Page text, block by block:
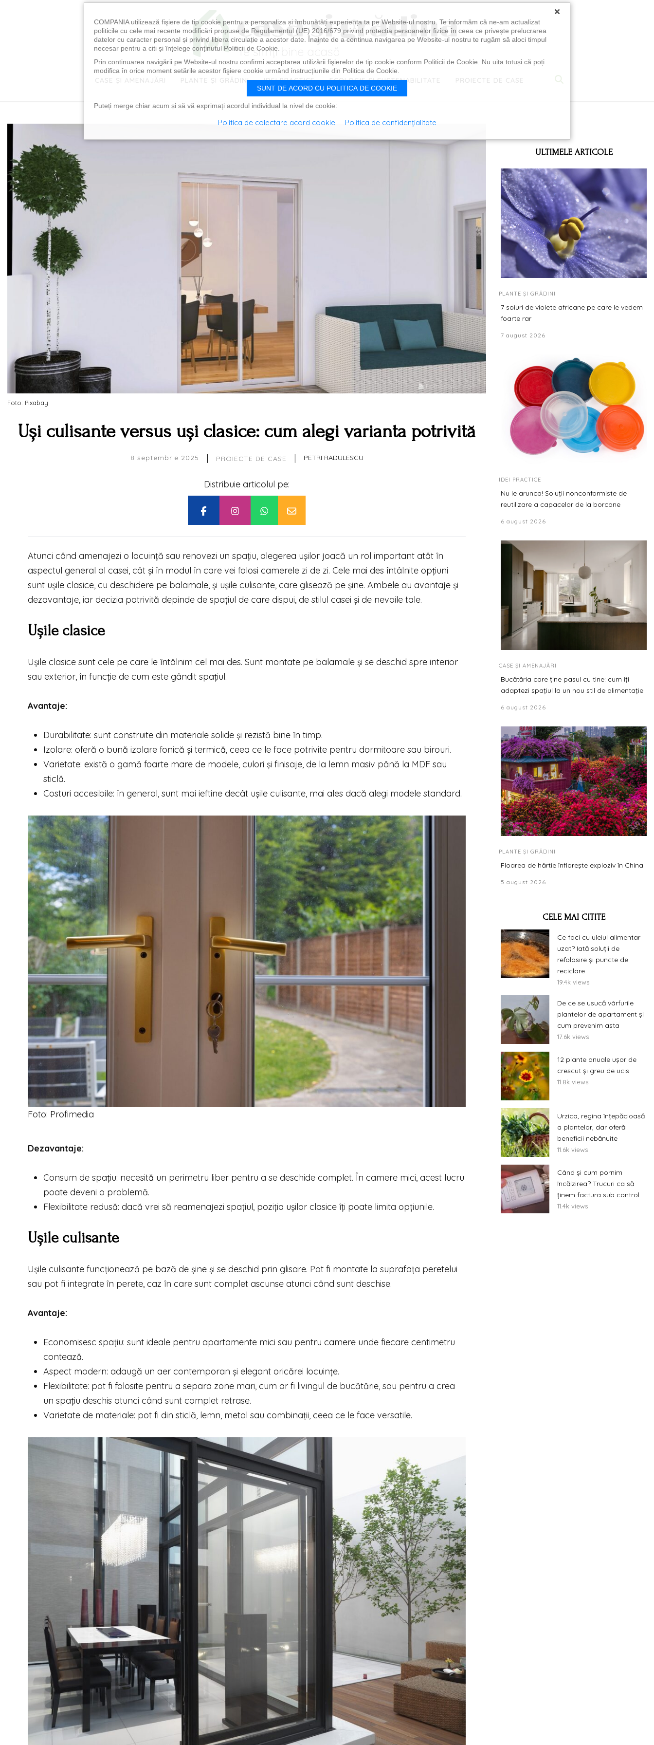
CASE ȘI AMENAJĂRI PLANTE ȘI GRĂDINI IDEI PRACTICE ECOLOGIE ȘI SUSTENABILITATE PROIECTE DE CASE
Foto: Pixabay
Uși culisante versus uși clasice: cum alegi varianta potrivită
8 septembrie 2025 | PROIECTE DE CASE | PETRI RADULESCU
Distribuie articolul pe:
Atunci când amenajezi o locuință sau renovezi un spațiu, alegerea ușilor joacă un rol important atât în
aspectul general al casei, cât și în modul în care vei folosi camerele zi de zi. Cele mai des întâlnite opțiuni
sunt ușile clasice, cu deschidere pe balamale, și ușile culisante, care glisează pe șine. Ambele au avantaje și
dezavantaje, iar decizia potrivită depinde de spațiul de care dispui, de stilul casei și de nevoile tale.
Ușile clasice
Ușile clasice sunt cele pe care le întâlnim cel mai des. Sunt montate pe balamale și se deschid spre interior
sau exterior, în funcție de cum este gândit spațiul.
Avantaje:
Durabilitate: sunt construite din materiale solide și rezistă bine în timp.
Izolare: oferă o bună izolare fonică și termică, ceea ce le face potrivite pentru dormitoare sau birouri.
Varietate: există o gamă foarte mare de modele, culori și finisaje, de la lemn masiv până la MDF sau
sticlă.
Costuri accesibile: în general, sunt mai ieftine decât ușile culisante, mai ales dacă alegi modele standard.
Foto: Profimedia
Dezavantaje:
Consum de spațiu: necesită un perimetru liber pentru a se deschide complet. În camere mici, acest lucru
poate deveni o problemă.
Flexibilitate redusă: dacă vrei să reamenajezi spațiul, poziția ușilor clasice îți poate limita opțiunile.
Ușile culisante
Ușile culisante funcționează pe bază de șine și se deschid prin glisare. Pot fi montate la suprafața peretelui
sau pot fi integrate în perete, caz în care sunt complet ascunse atunci când sunt deschise.
Avantaje:
Economisesc spațiu: sunt ideale pentru apartamente mici sau pentru camere unde fiecare centimetru
contează.
Aspect modern: adaugă un aer contemporan și elegant oricărei locuințe.
Flexibilitate: pot fi folosite pentru a separa zone mari, cum ar fi livingul de bucătărie, sau pentru a crea
un spațiu deschis atunci când sunt complet retrase.
Varietate de materiale: pot fi din sticlă, lemn, metal sau combinații, ceea ce le face versatile.
ULTIMELE ARTICOLE
PLANTE ȘI GRĂDINI
7 soiuri de violete africane pe care le vedem
foarte rar
7 august 2026
IDEI PRACTICE
Nu le arunca! Soluții nonconformiste de
reutilizare a capacelor de la borcane
6 august 2026
CASE ȘI AMENAJĂRI
Bucătăria care ține pasul cu tine: cum îți
adaptezi spațiul la un nou stil de alimentație
6 august 2026
PLANTE ȘI GRĂDINI
Floarea de hârtie înflorește exploziv în China
5 august 2026
CELE MAI CITITE
Ce faci cu uleiul alimentar
uzat? Iată soluții de
refolosire și puncte de
reciclare
19.4k views
De ce se usucă vârfurile
plantelor de apartament și
cum prevenim asta
17.6k views
12 plante anuale ușor de
crescut și greu de ucis
11.8k views
Urzica, regina înțepăcioasă
a plantelor, dar oferă
beneficii nebănuite
11.6k views
Când și cum pornim
încălzirea? Trucuri ca să
ținem factura sub control
11.4k views
×
COMPANIA utilizează fişiere de tip cookie pentru a personaliza și îmbunătăți experiența ta pe Website-ul nostru. Te informăm că ne-am actualizat
politicile cu cele mai recente modificări propuse de Regulamentul (UE) 2016/679 privind protecția persoanelor fizice în ceea ce privește prelucrarea
datelor cu caracter personal și privind libera circulație a acestor date. Înainte de a continua navigarea pe Website-ul nostru te rugăm să aloci timpul
necesar pentru a citi și înțelege conținutul Politicii de Cookie.
Prin continuarea navigării pe Website-ul nostru confirmi acceptarea utilizării fişierelor de tip cookie conform Politicii de Cookie. Nu uita totuși că poți
modifica în orice moment setările acestor fişiere cookie urmând instrucțiunile din Politica de Cookie.
SUNT DE ACORD CU POLITICA DE COOKIE
Puteți merge chiar acum și să vă exprimați acordul individual la nivel de cookie:
Politica de colectare acord cookie Politica de confidențialitate